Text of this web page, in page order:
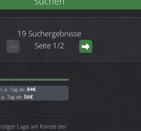
19 Suchergebnisse
Seite 1/2
p. Tag ab: 84€
Tag ab: 56€
Lage am Rande der